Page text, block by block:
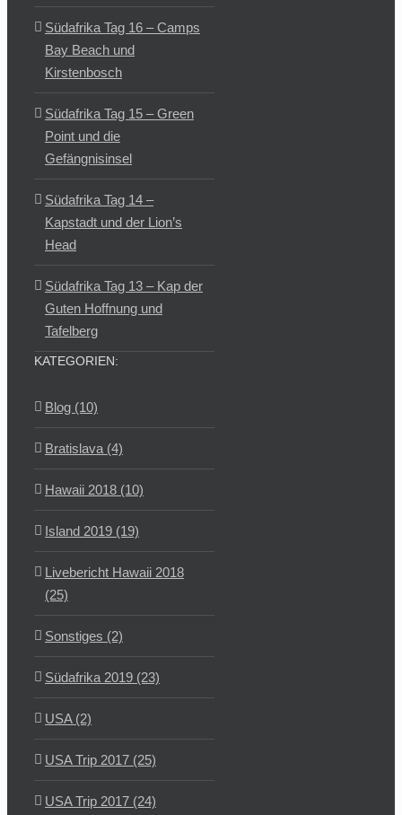
Südafrika Tag 16 – Camps
Bay Beach und
Kirstenbosch
Südafrika Tag 15 – Green
Point und die
Gefängnisinsel
Südafrika Tag 14 –
Kapstadt und der Lion’s
Head
Südafrika Tag 13 – Kap der
Guten Hoffnung und
Tafelberg
KATEGORIEN:
Blog (10)
Bratislava (4)
Hawaii 2018 (10)
Island 2019 (19)
Livebericht Hawaii 2018
(25)
Sonstiges (2)
Südafrika 2019 (23)
USA (2)
USA Trip 2017 (25)
USA Trip 2017 (24)